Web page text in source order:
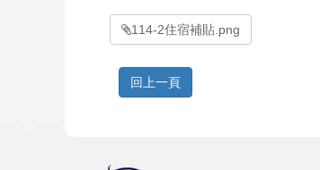
114-2住宿補貼.png